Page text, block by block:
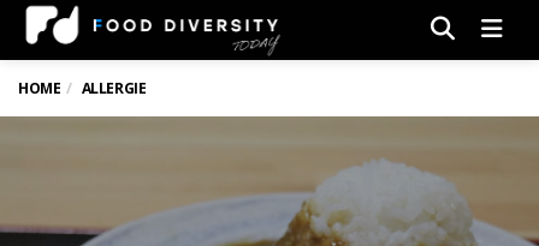
HOME ALLERGIE